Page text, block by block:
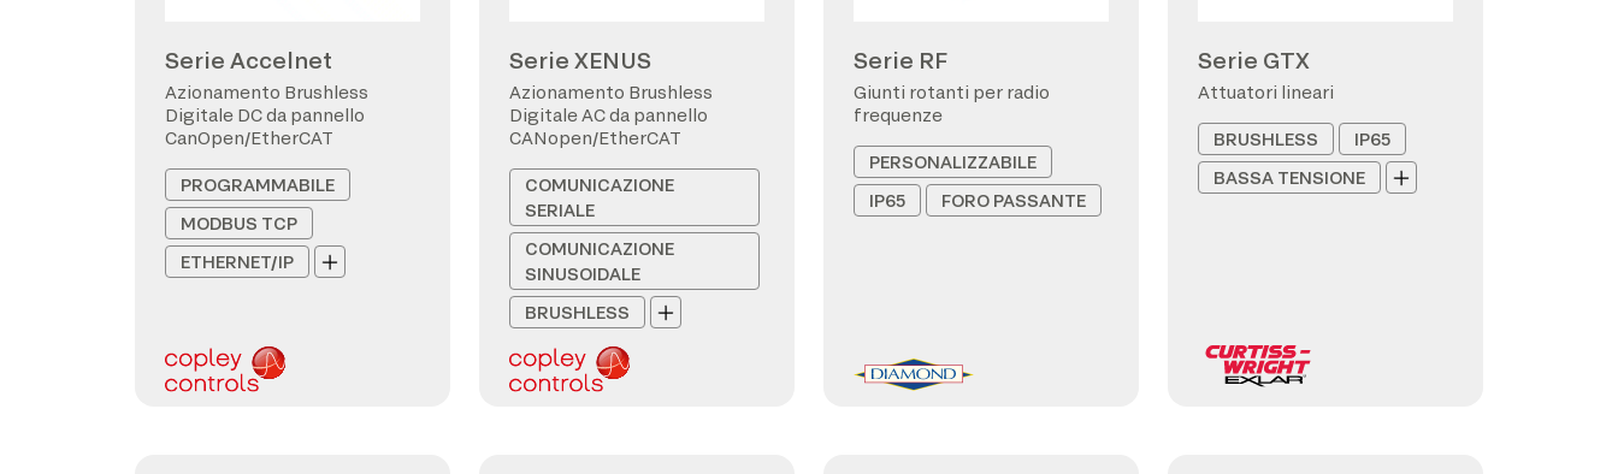
Serie Accelnet
Azionamento Brushless
Digitale DC da pannello
CanOpen/EtherCAT
PROGRAMMABILE
MODBUS TCP
ETHERNET/IP
Serie XENUS
Azionamento Brushless
Digitale AC da pannello
CANopen/EtherCAT
COMUNICAZIONE
SERIALE
COMUNICAZIONE
SINUSOIDALE
BRUSHLESS
Serie RF
Giunti rotanti per radio
frequenze
PERSONALIZZABILE
IP65
FORO PASSANTE
Serie GTX
Attuatori lineari
BRUSHLESS
IP65
BASSA TENSIONE